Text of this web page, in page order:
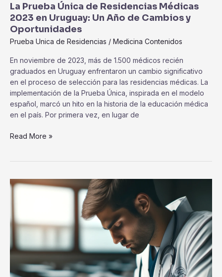
La Prueba Única de Residencias Médicas
2023 en Uruguay: Un Año de Cambios y
Oportunidades
Prueba Unica de Residencias / Medicina Contenidos
En noviembre de 2023, más de 1.500 médicos recién
graduados en Uruguay enfrentaron un cambio significativo
en el proceso de selección para las residencias médicas. La
implementación de la Prueba Única, inspirada en el modelo
español, marcó un hito en la historia de la educación médica
en el país. Por primera vez, en lugar de
Read More »
Modalidad
Prueba
Única
Ingreso
Residencias